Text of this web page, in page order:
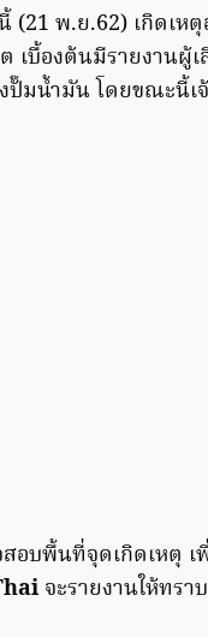
(21 พ.ย.62) เกิดเห
เบื้องต้นมีรายงานผู้
มน้ำมัน โดยขณะนี้เ
อบพื้นที่จุดเกิดเหตุ
จะรายงานให้ทรา